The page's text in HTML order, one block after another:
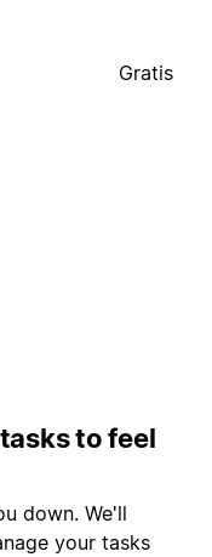
Gratis
to feel
down. We'll
your tasks